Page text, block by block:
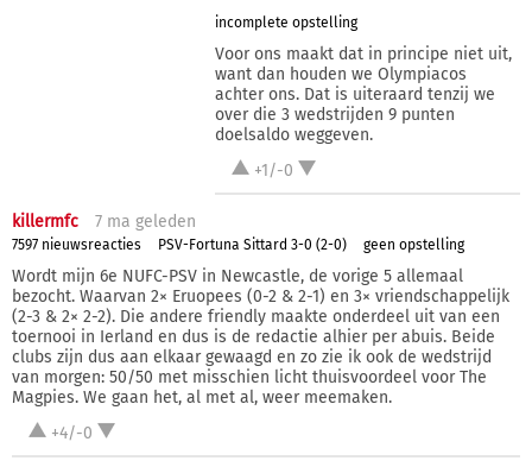
incomplete opstelling
Voor ons maakt dat in principe niet uit,
want dan houden we Olympiacos
achter ons. Dat is uiteraard tenzij we
over die 3 wedstrijden 9 punten
doelsaldo weggeven.
+1/-0
killermfc 7 ma geleden
7597 nieuwsreacties PSV-Fortuna Sittard 3-0 (2-0) geen opstelling
Wordt mijn 6e NUFC-PSV in Newcastle, de vorige 5 allemaal
bezocht. Waarvan 2× Eruopees (0-2 & 2-1) en 3× vriendschappelijk
(2-3 & 2× 2-2). Die andere friendly maakte onderdeel uit van een
toernooi in Ierland en dus is de redactie alhier per abuis. Beide
clubs zijn dus aan elkaar gewaagd en zo zie ik ook de wedstrijd
van morgen: 50/50 met misschien licht thuisvoordeel voor The
Magpies. We gaan het, al met al, weer meemaken.
+4/-0